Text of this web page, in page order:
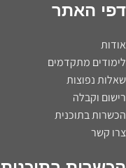
דפי האתר
אודות
לימודים מתקדמים
שאלות נפוצות
רישום וקבלה
הכשרות בתוכנית
צרו קשר